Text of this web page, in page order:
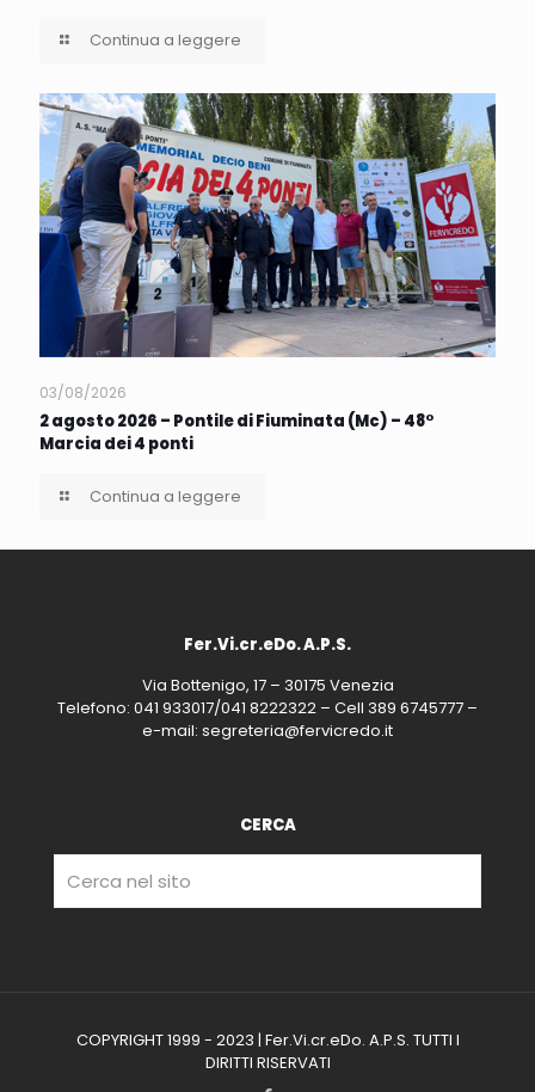
Continua a leggere
03/08/2026
2 agosto 2026 – Pontile di Fiuminata (Mc) – 48°
Marcia dei 4 ponti
Continua a leggere
Fer.Vi.cr.eDo. A.P.S.
Via Bottenigo, 17 – 30175 Venezia
Telefono: 041 933017/041 8222322 – Cell 389 6745777 –
e-mail: segreteria@fervicredo.it
CERCA
COPYRIGHT 1999 - 2023 | Fer.Vi.cr.eDo. A.P.S. TUTTI I
DIRITTI RISERVATI